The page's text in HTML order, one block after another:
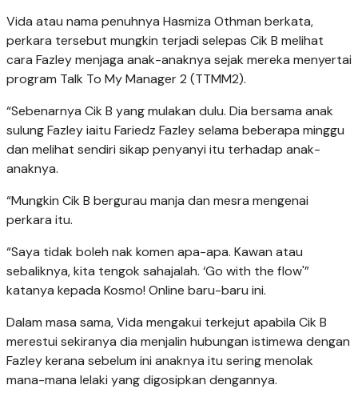
Vida atau nama penuhnya Hasmiza Othman berkata,
perkara tersebut mungkin terjadi selepas Cik B melihat
cara Fazley menjaga anak-anaknya sejak mereka menyertai
program Talk To My Manager 2 (TTMM2).
“Sebenarnya Cik B yang mulakan dulu. Dia bersama anak
sulung Fazley iaitu Fariedz Fazley selama beberapa minggu
dan melihat sendiri sikap penyanyi itu terhadap anak-
anaknya.
“Mungkin Cik B bergurau manja dan mesra mengenai
perkara itu.
“Saya tidak boleh nak komen apa-apa. Kawan atau
sebaliknya, kita tengok sahajalah. ‘Go with the flow'”
katanya kepada Kosmo! Online baru-baru ini.
Dalam masa sama, Vida mengakui terkejut apabila Cik B
merestui sekiranya dia menjalin hubungan istimewa dengan
Fazley kerana sebelum ini anaknya itu sering menolak
mana-mana lelaki yang digosipkan dengannya.